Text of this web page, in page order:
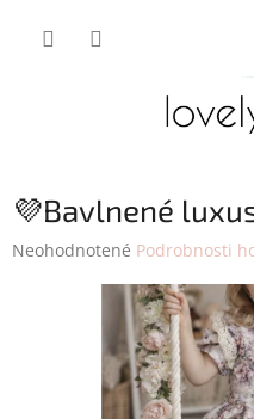
💜Bavlnené
Priemerné
Neohodnotené Podrobnosti